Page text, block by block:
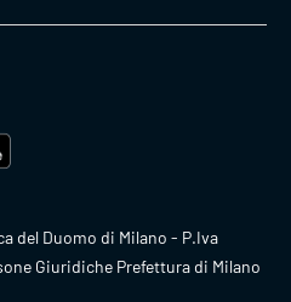
del Duomo di Milano - P.Iva
Giuridiche Prefettura di Milano